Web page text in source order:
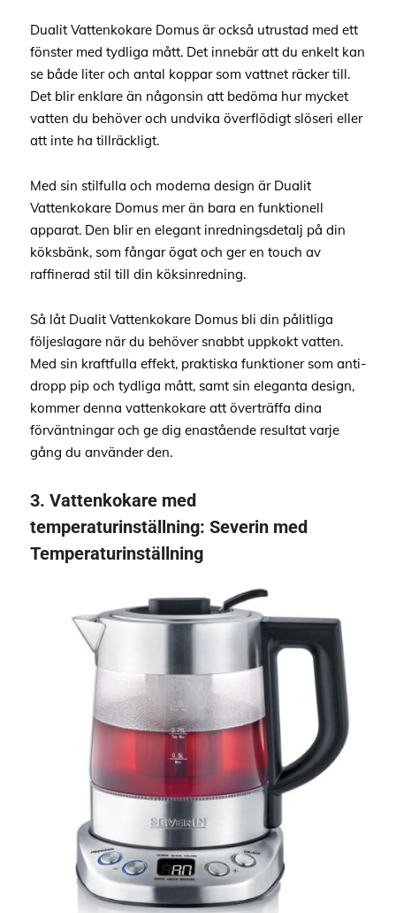
Dualit Vattenkokare Domus är också utrustad med ett
fönster med tydliga mått. Det innebär att du enkelt kan
se både liter och antal koppar som vattnet räcker till.
Det blir enklare än någonsin att bedöma hur mycket
vatten du behöver och undvika överflödigt slöseri eller
att inte ha tillräckligt.
Med sin stilfulla och moderna design är Dualit
Vattenkokare Domus mer än bara en funktionell
apparat. Den blir en elegant inredningsdetalj på din
köksbänk, som fångar ögat och ger en touch av
raffinerad stil till din köksinredning.
Så låt Dualit Vattenkokare Domus bli din pålitliga
följeslagare när du behöver snabbt uppkokt vatten.
Med sin kraftfulla effekt, praktiska funktioner som anti-
dropp pip och tydliga mått, samt sin eleganta design,
kommer denna vattenkokare att överträffa dina
förväntningar och ge dig enastående resultat varje
gång du använder den.
3. Vattenkokare med
temperaturinställning: Severin med
Temperaturinställning